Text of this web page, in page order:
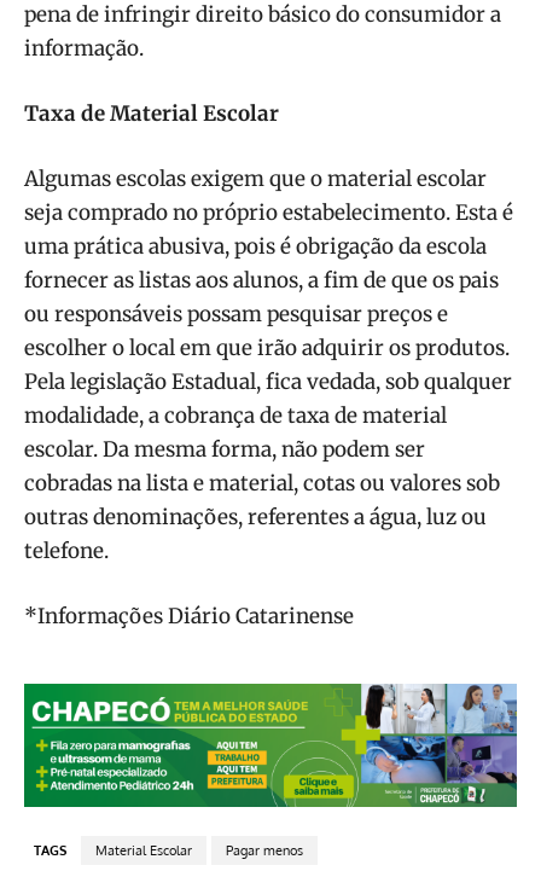
pena de infringir direito básico do consumidor a
informação.
Taxa de Material Escolar
Algumas escolas exigem que o material escolar
seja comprado no próprio estabelecimento. Esta é
uma prática abusiva, pois é obrigação da escola
fornecer as listas aos alunos, a fim de que os pais
ou responsáveis possam pesquisar preços e
escolher o local em que irão adquirir os produtos.
Pela legislação Estadual, fica vedada, sob qualquer
modalidade, a cobrança de taxa de material
escolar. Da mesma forma, não podem ser
cobradas na lista e material, cotas ou valores sob
outras denominações, referentes a água, luz ou
telefone.
*Informações Diário Catarinense
TAGS Material Escolar Pagar menos